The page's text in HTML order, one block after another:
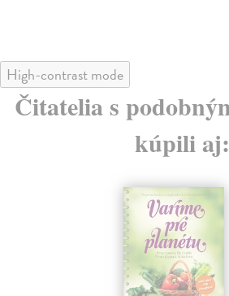
High-contrast mode
Čitatelia s
kúpili aj: